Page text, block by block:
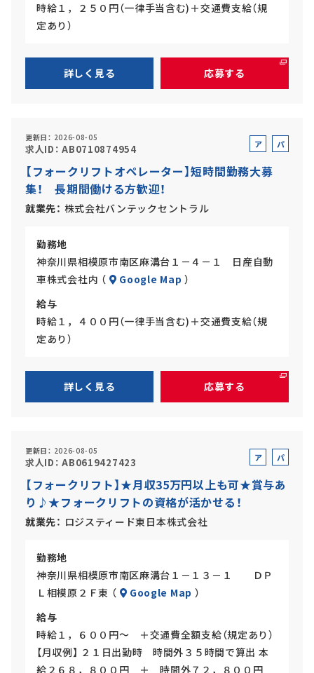
時給１，２５０円（一律手当含む)＋交通費支給（規
定あり）
詳しく見る 応募する
更新日 2026-08-05
求人ID AB0710874954
ア
バ
パ
【フォークリフトオペレーター】短時間勤務大募
集！ 長期間働ける方歓迎！
就業先 株式会社バンテックセントラル
勤務地
神奈川県相模原市南区麻溝台１－４－１ 日産自動
車株式会社内 （
Google Map ）
給与
時給１，４００円（一律手当含む)＋交通費支給（規
定あり）
詳しく見る 応募する
更新日 2026-08-05
求人ID AB0619427423
ア
バ
パ
ト
【フォークリフト】★月収35万円以上も可★賞与あ
り♪★フォークリフトの資格が活かせる！
就業先 ロジスティード東日本株式会社
勤務地
神奈川県相模原市南区麻溝台１－１３－１ ＤＰ
Ｌ相模原２Ｆ東 （
Google Map ）
給与
時給１，６００円～ ＋交通費全額支給（規定あり）
【月収例】 ２１日出勤時 時間外３５時間で算出 本
給２６８，８００円 ＋ 時間外７２，８００円